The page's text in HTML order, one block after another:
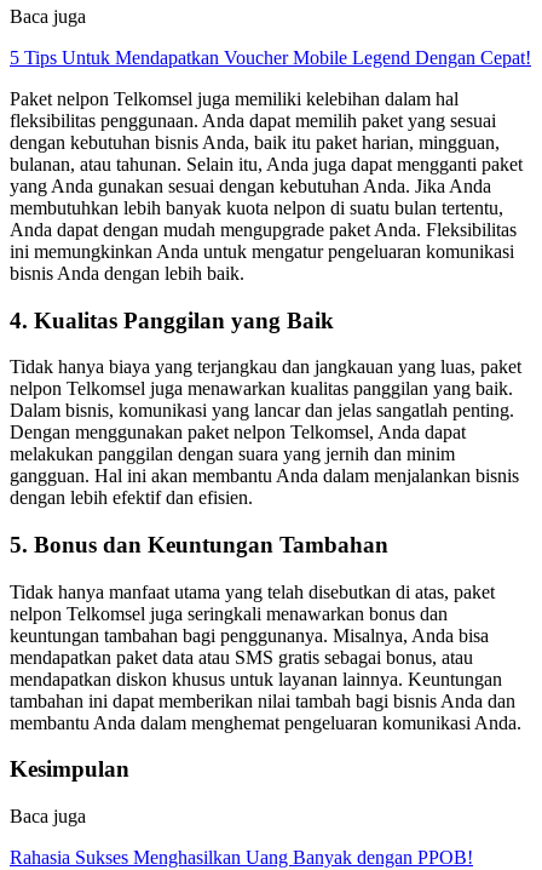
Baca juga
5 Tips Untuk Mendapatkan Voucher Mobile Legend Dengan Cepat!
Paket nelpon Telkomsel juga memiliki kelebihan dalam hal
fleksibilitas penggunaan. Anda dapat memilih paket yang sesuai
dengan kebutuhan bisnis Anda, baik itu paket harian, mingguan,
bulanan, atau tahunan. Selain itu, Anda juga dapat mengganti paket
yang Anda gunakan sesuai dengan kebutuhan Anda. Jika Anda
membutuhkan lebih banyak kuota nelpon di suatu bulan tertentu,
Anda dapat dengan mudah mengupgrade paket Anda. Fleksibilitas
ini memungkinkan Anda untuk mengatur pengeluaran komunikasi
bisnis Anda dengan lebih baik.
4. Kualitas Panggilan yang Baik
Tidak hanya biaya yang terjangkau dan jangkauan yang luas, paket
nelpon Telkomsel juga menawarkan kualitas panggilan yang baik.
Dalam bisnis, komunikasi yang lancar dan jelas sangatlah penting.
Dengan menggunakan paket nelpon Telkomsel, Anda dapat
melakukan panggilan dengan suara yang jernih dan minim
gangguan. Hal ini akan membantu Anda dalam menjalankan bisnis
dengan lebih efektif dan efisien.
5. Bonus dan Keuntungan Tambahan
Tidak hanya manfaat utama yang telah disebutkan di atas, paket
nelpon Telkomsel juga seringkali menawarkan bonus dan
keuntungan tambahan bagi penggunanya. Misalnya, Anda bisa
mendapatkan paket data atau SMS gratis sebagai bonus, atau
mendapatkan diskon khusus untuk layanan lainnya. Keuntungan
tambahan ini dapat memberikan nilai tambah bagi bisnis Anda dan
membantu Anda dalam menghemat pengeluaran komunikasi Anda.
Kesimpulan
Baca juga
Rahasia Sukses Menghasilkan Uang Banyak dengan PPOB!